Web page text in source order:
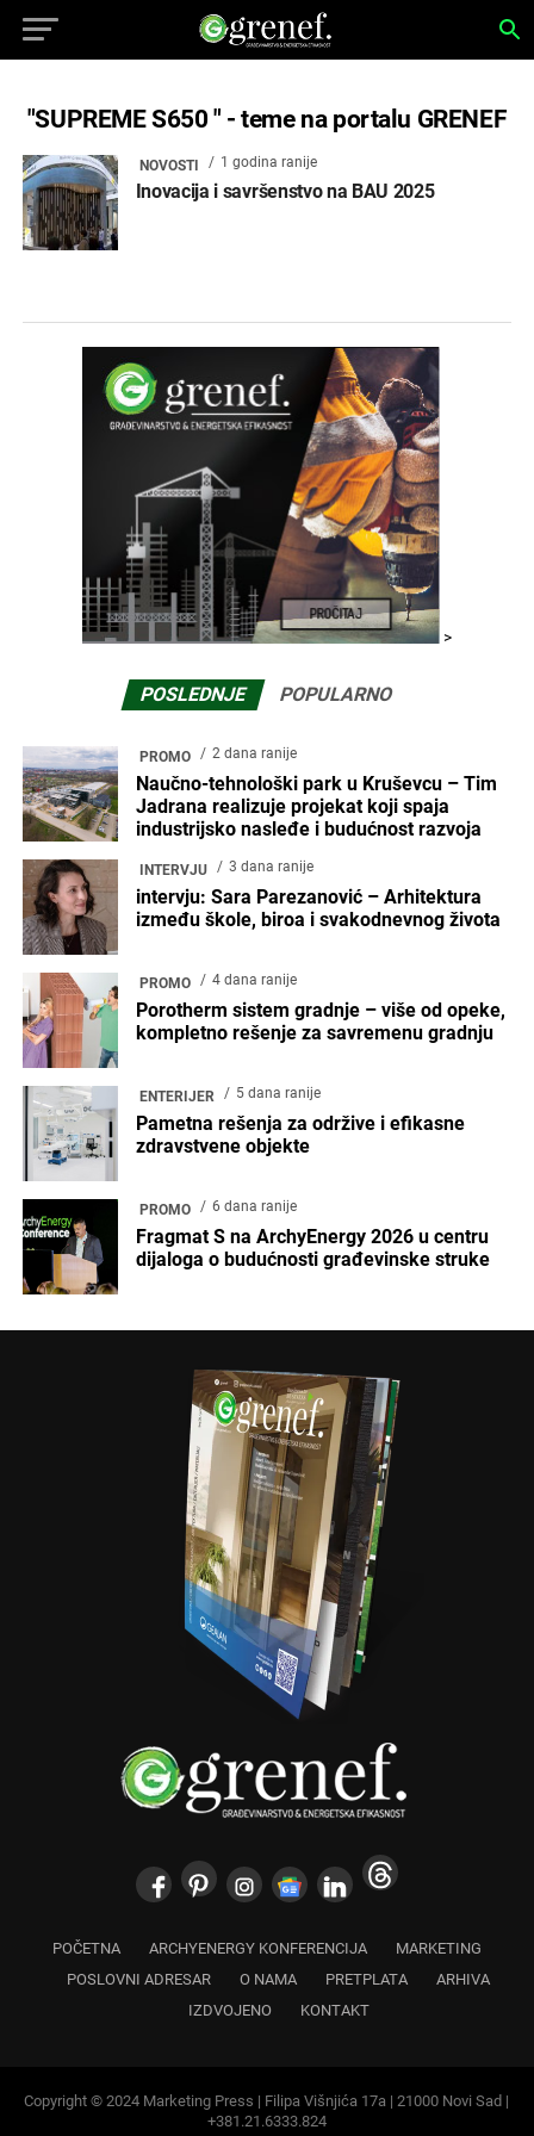
"SUPREME S650 " - teme na portalu GRENEF
NOVOSTI 1 godina ranije
Inovacija i savršenstvo na BAU 2025
>
POSLEDNJE POPULARNO
PROMO 2 dana ranije
Naučno-tehnološki park u Kruševcu – Tim
Jadrana realizuje projekat koji spaja
industrijsko nasleđe i budućnost razvoja
INTERVJU 3 dana ranije
intervju: Sara Parezanović – Arhitektura
između škole, biroa i svakodnevnog života
PROMO 4 dana ranije
Porotherm sistem gradnje – više od opeke,
kompletno rešenje za savremenu gradnju
ENTERIJER 5 dana ranije
Pametna rešenja za održive i efikasne
zdravstvene objekte
PROMO 6 dana ranije
Fragmat S na ArchyEnergy 2026 u centru
dijaloga o budućnosti građevinske struke
POČETNA ARCHYENERGY KONFERENCIJA
MARKETING
POSLOVNI ADRESAR
O NAMA PRETPLATA
ARHIVA
IZDVOJENO
KONTAKT
Copyright © 2024 Marketing Press | Filipa Višnjića 17a | 21000 Novi Sad |
+381.21.6333.824